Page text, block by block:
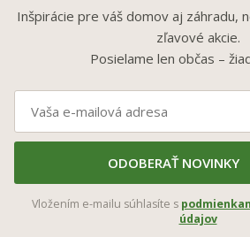
Inšpirácie pre váš domov aj záhradu,
zľavové akcie.
Posielame len občas –
ODOBERAŤ NOVINKY
Vložením e-mailu súhlasíte s
údajov